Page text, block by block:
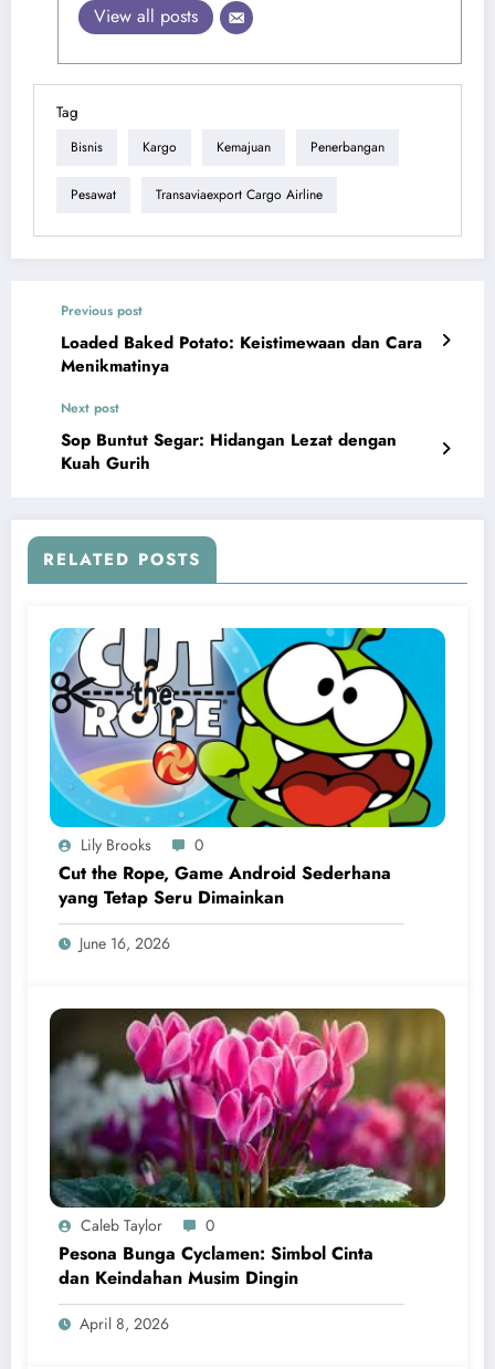
View all posts
Tag
Bisnis Kargo Kemajuan Penerbangan
Pesawat Transaviaexport Cargo Airline
Previous post
Loaded Baked Potato: Keistimewaan dan Cara
Menikmatinya
Next post
Sop Buntut Segar: Hidangan Lezat dengan
Kuah Gurih
RELATED POSTS
Lily Brooks 0
Cut the Rope, Game Android Sederhana
yang Tetap Seru Dimainkan
June 16, 2026
Caleb Taylor 0
Pesona Bunga Cyclamen: Simbol Cinta
dan Keindahan Musim Dingin
April 8, 2026